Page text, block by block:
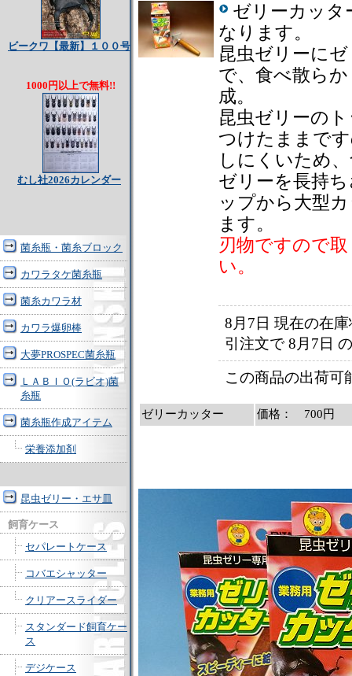
ゼリーカッタ
なります。
昆虫ゼリーに
で、食べ散ら
成。
昆虫ゼリーの
つけたままで
しにくいため
ゼリーを長持
ップから大型
ます。
刃物ですので
い。
8月7日 現在の
引注文で 8月7日
この商品の出荷
ゼリーカッター 価格： 700円
ビークワ【最新】１００号
1000円以上で無料!!
むし社2026カレンダー
菌糸瓶・菌糸ブロック
カワラタケ菌糸瓶
菌糸カワラ材
カワラ爆卵棒
大夢PROSPEC菌糸瓶
ＬＡＢＩＯ(ラビオ)菌
糸瓶
菌糸瓶作成アイテム
栄養添加剤
昆虫ゼリー・エサ皿
飼育ケース
セパレートケース
コバエシャッター
クリアースライダー
スタンダード飼育ケー
ス
デジケース